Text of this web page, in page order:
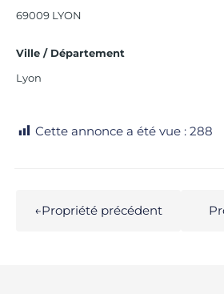
69009 LYON
Ville / Département
Lyon
Cette annonce a été vue : 288
←Propriété précédent